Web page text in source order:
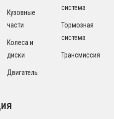
Кузовные
части
Колеса и
диски
Двигатель
система
Тормозная
система
Трансмиссия